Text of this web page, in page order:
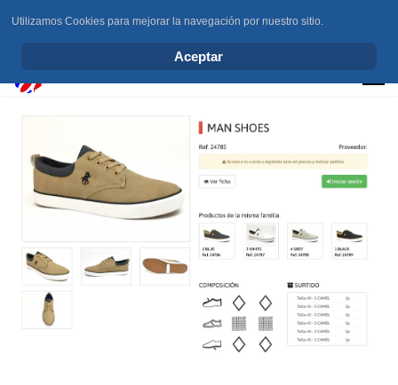
Utilizamos Cookies para mejorar la navegación por nuestro sitio.
Aceptar